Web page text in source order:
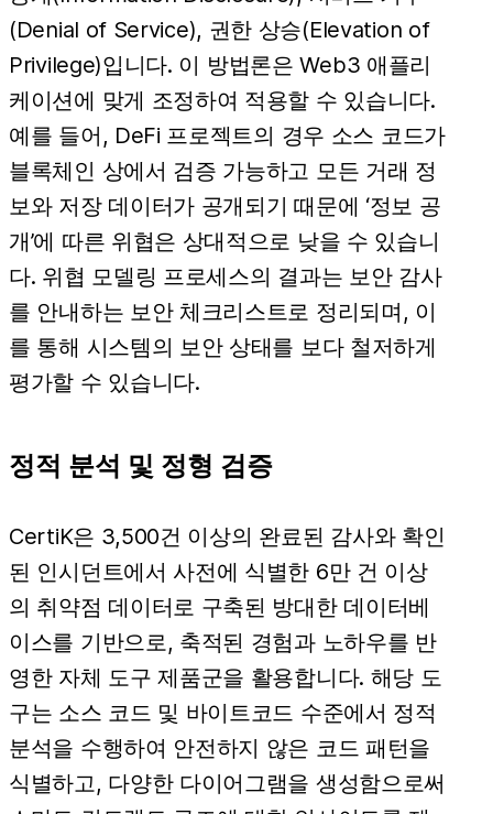
(Denial of Service), 권한 상승(Elevation of
Privilege)입니다. 이 방법론은 Web3 애플리
케이션에 맞게 조정하여 적용할 수 있습니다.
예를 들어, DeFi 프로젝트의 경우 소스 코드가
블록체인 상에서 검증 가능하고 모든 거래 정
보와 저장 데이터가 공개되기 때문에 ‘정보 공
개’에 따른 위협은 상대적으로 낮을 수 있습니
다. 위협 모델링 프로세스의 결과는 보안 감사
를 안내하는 보안 체크리스트로 정리되며, 이
를 통해 시스템의 보안 상태를 보다 철저하게
평가할 수 있습니다.
정적 분석 및 정형 검증
CertiK은 3,500건 이상의 완료된 감사와 확인
된 인시던트에서 사전에 식별한 6만 건 이상
의 취약점 데이터로 구축된 방대한 데이터베
이스를 기반으로, 축적된 경험과 노하우를 반
영한 자체 도구 제품군을 활용합니다. 해당 도
구는 소스 코드 및 바이트코드 수준에서 정적
분석을 수행하여 안전하지 않은 코드 패턴을
식별하고, 다양한 다이어그램을 생성함으로써